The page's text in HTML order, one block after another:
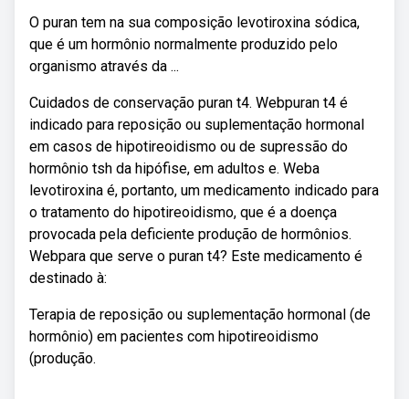
O puran tem na sua composição levotiroxina sódica,
que é um hormônio normalmente produzido pelo
organismo através da ...
Cuidados de conservação puran t4. Webpuran t4 é
indicado para reposição ou suplementação hormonal
em casos de hipotireoidismo ou de supressão do
hormônio tsh da hipófise, em adultos e. Weba
levotiroxina é, portanto, um medicamento indicado para
o tratamento do hipotireoidismo, que é a doença
provocada pela deficiente produção de hormônios.
Webpara que serve o puran t4? Este medicamento é
destinado à:
Terapia de reposição ou suplementação hormonal (de
hormônio) em pacientes com hipotireoidismo
(produção.